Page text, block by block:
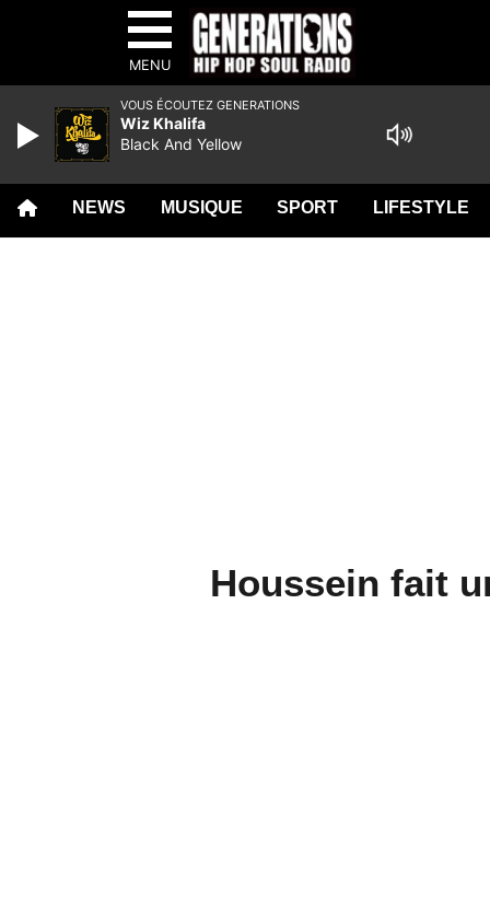
MENU
NEWS MUSIQUE SPORT LIFESTYLE
Houssein fait
VOUS ÉCOUTEZ GENERATIONS
Wiz Khalifa
Black And Yellow